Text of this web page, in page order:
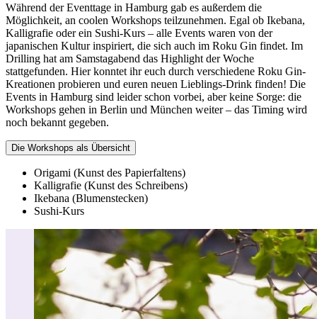
Während der Eventtage in Hamburg gab es außerdem die
Möglichkeit, an coolen Workshops teilzunehmen. Egal ob Ikebana,
Kalligrafie oder ein Sushi-Kurs – alle Events waren von der
japanischen Kultur inspiriert, die sich auch im Roku Gin findet. Im
Drilling hat am Samstagabend das Highlight der Woche
stattgefunden. Hier konntet ihr euch durch verschiedene Roku Gin-
Kreationen probieren und euren neuen Lieblings-Drink finden! Die
Events in Hamburg sind leider schon vorbei, aber keine Sorge: die
Workshops gehen in Berlin und München weiter – das Timing wird
noch bekannt gegeben.
Die Workshops als Übersicht
Origami (Kunst des Papierfaltens)
Kalligrafie (Kunst des Schreibens)
Ikebana (Blumenstecken)
Sushi-Kurs